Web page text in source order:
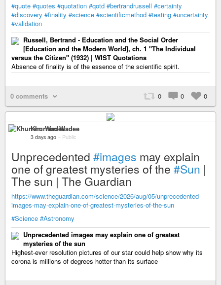
#quote #quotes #quotation #qotd #bertrandrussell #certainty
#discovery #finality #science #scientificmethod #testing #uncertainty
#validation
Russell, Bertrand - Education and the Social Order
[Education and the Modern World], ch. 1 "The Individual
versus the Citizen" (1932) | WIST Quotations
Absence of finality is of the essence of the scientific spirit.
0 comments 0 0 0
Khurram Wadee
3 days ago – Public
Unprecedented #images may explain
one of greatest mysteries of the #Sun |
The sun | The Guardian
https://www.theguardian.com/science/2026/aug/05/unprecedented-
images-may-explain-one-of-greatest-mysteries-of-the-sun
#Science #Astronomy
Unprecedented images may explain one of greatest
mysteries of the sun
Highest-ever resolution pictures of our star could help show why its
corona is millions of degrees hotter than its surface